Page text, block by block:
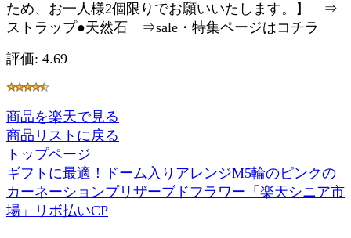
ため、お一人様2個限りでお願いいたします。】 ⇒
ストラップ●天然石 ⇒sale・特集ページはコチラ
評価: 4.69
商品を楽天で見る
商品リストに戻る
トップページ
ギフトに最適！ドーム入りアレンジM5輪のピンクの
カーネーションプリザーブドフラワー「楽天シニア市
場」リボ払いCP